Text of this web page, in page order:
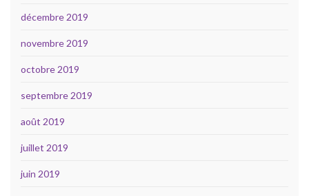
décembre 2019
novembre 2019
octobre 2019
septembre 2019
août 2019
juillet 2019
juin 2019